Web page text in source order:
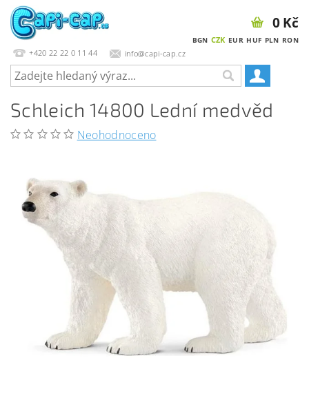
+420 22 22 0 11 44 info@capi-cap.cz
BGN CZK EUR HUF PLN RON
0 Kč
Schleich 14800 Lední medvěd
Neohodnoceno